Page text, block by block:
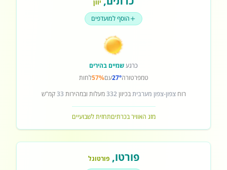
יוון
הוסף למועדפים
כרגעשמיים בהירים
טמפרטורה27°עם57%לחות
רוחצפון-צפון מערביתבכיוון332מעלות ובמהירות 33קמ"ש
מזג האוויר בכרתיםתחזית לשבועיים
פורטו,פורטוגל